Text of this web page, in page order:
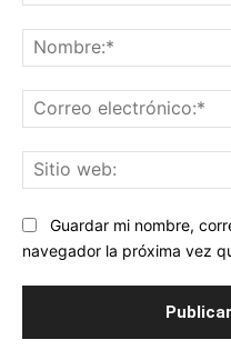
Guardar mi nombre,
navegador la próxima vez